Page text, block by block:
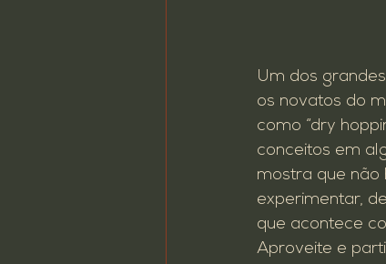
Um dos
os novatos do
como “dry
conceitos em
mostra que não
experimentar,
que acontece
Aproveite e